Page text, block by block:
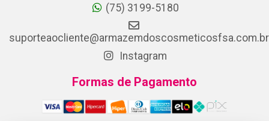
(75) 3199-5180
suporteaocliente@armazemdoscosmeticosfsa.com.br
Instagram
Formas de Pagamento